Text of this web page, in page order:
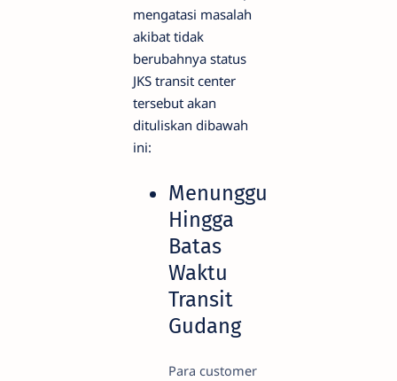
mengatasi masalah
akibat tidak
berubahnya status
JKS transit center
tersebut akan
dituliskan dibawah
ini:
Menunggu
Hingga
Batas
Waktu
Transit
Gudang
Para customer